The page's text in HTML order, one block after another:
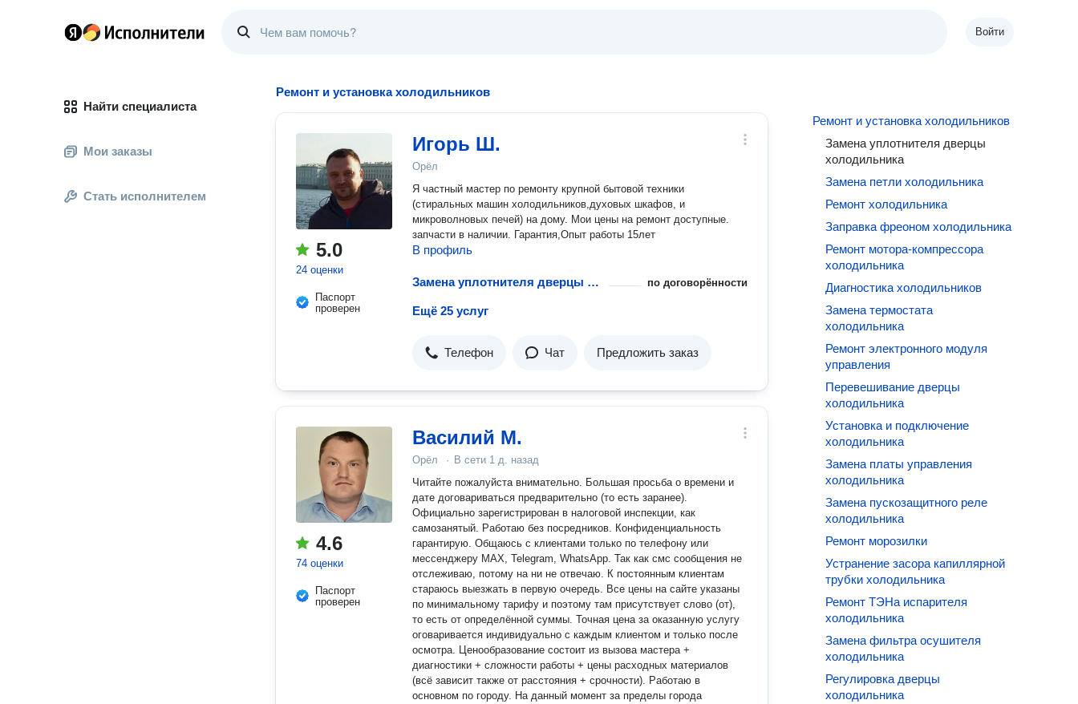
Войти
Найти специалиста
Мои заказы
Стать исполнителем
Ремонт и установка холодильников
5.0
24 оценки
Паспорт
проверен
Игорь Ш.
Орёл
Я частный мастер по ремонту крупной бытовой техники
(стиральных машин холодильников,духовых шкафов, и
микроволновых печей) на дому. Мои цены на ремонт доступные.
запчасти в наличии. Гарантия,Опыт работы 15лет
В профиль
Замена уплотнителя дверцы холодильника по договорённости
Ещё 25 услуг
Телефон Чат Предложить заказ
4.6
74 оценки
Паспорт
проверен
Василий М.
Орёл · В сети 1 д. назад
Читайте пожалуйста внимательно. Большая просьба о времени и
дате договариваться предварительно (то есть заранее).
Официально зарегистрирован в налоговой инспекции, как
самозанятый. Работаю без посредников. Конфиденциальность
гарантирую. Общаюсь с клиентами только по телефону или
мессенджеру MAX, Telegram, WhatsApp. Так как смс сообщения не
отслеживаю, потому на ни не отвечаю. К постоянным клиентам
стараюсь выезжать в первую очередь. Все цены на сайте указаны
по минимальному тарифу и поэтому там присутствует слово (от),
то есть от определённой суммы. Точная цена за оказанную услугу
оговаривается индивидуально с каждым клиентом и только после
осмотра. Ценообразование состоит из вызова мастера +
диагностики + сложности работы + цены расходных материалов
(всё зависит также от расстояния + срочности). Работаю в
основном по городу. На данный момент за пределы города
Ремонт и установка холодильников
Замена уплотнителя дверцы
холодильника
Замена петли холодильника
Ремонт холодильника
Заправка фреоном холодильника
Ремонт мотора-компрессора
холодильника
Диагностика холодильников
Замена термостата
холодильника
Ремонт электронного модуля
управления
Перевешивание дверцы
холодильника
Установка и подключение
холодильника
Замена платы управления
холодильника
Замена пускозащитного реле
холодильника
Ремонт морозилки
Устранение засора капиллярной
трубки холодильника
Ремонт ТЭНа испарителя
холодильника
Замена фильтра осушителя
холодильника
Регулировка дверцы
холодильника